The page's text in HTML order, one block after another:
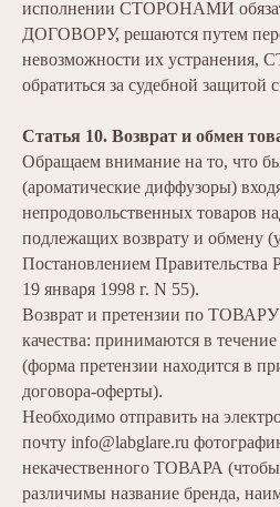
исполнении СТОРОНАМИ
ДОГОВОРУ, решаются путем
невозможности их
обратиться за судебной защитой
Статья 10. Возврат и обмен
Обращаем внимание на то, что
(ароматические диффузоры)
непродовольственных товаров
подлежащих возврату и обмену (
Постановлением Правительства
19 января 1998 г. N 55).
Возврат и претензии по
качества: принимаются в
(форма претензии находится в
договора-оферты).
Необходимо отправить на
почту info@labglare.ru
некачественного ТОВАРА
различимы название бренда,